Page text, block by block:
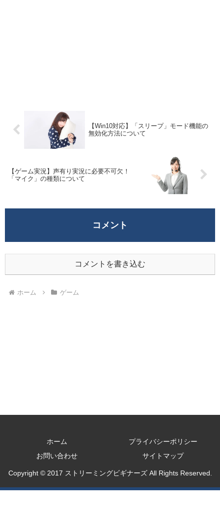
【Win10対応】「スリープ」モード機能の
無効化方法について
【ゲーム実況】声有り実況に必要不可欠！
「マイク」の種類について
コメント
コメントを書き込む
ホーム ゲーム
ホーム
プライバシーポリシー
お問い合わせ
サイトマップ
Copyright © 2017 ストリーミングビギナーズ All Rights Reserved.